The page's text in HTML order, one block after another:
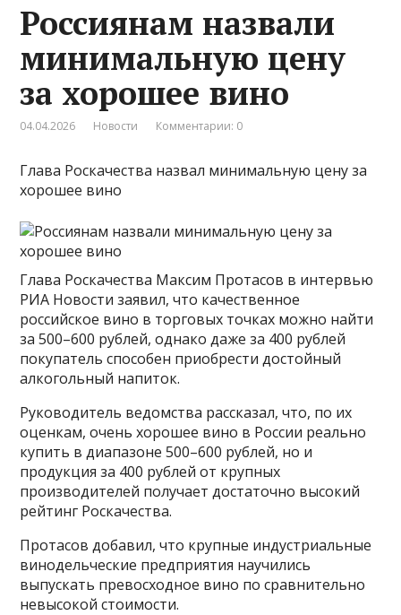
Россиянам назвали
минимальную цену
за хорошее вино
04.04.2026 Новости Комментарии: 0
Глава Роскачества назвал минимальную цену за
хорошее вино
Глава Роскачества Максим Протасов в интервью
РИА Новости заявил, что качественное
российское вино в торговых точках можно найти
за 500–600 рублей, однако даже за 400 рублей
покупатель способен приобрести достойный
алкогольный напиток.
Руководитель ведомства рассказал, что, по их
оценкам, очень хорошее вино в России реально
купить в диапазоне 500–600 рублей, но и
продукция за 400 рублей от крупных
производителей получает достаточно высокий
рейтинг Роскачества.
Протасов добавил, что крупные индустриальные
винодельческие предприятия научились
выпускать превосходное вино по сравнительно
невысокой стоимости.